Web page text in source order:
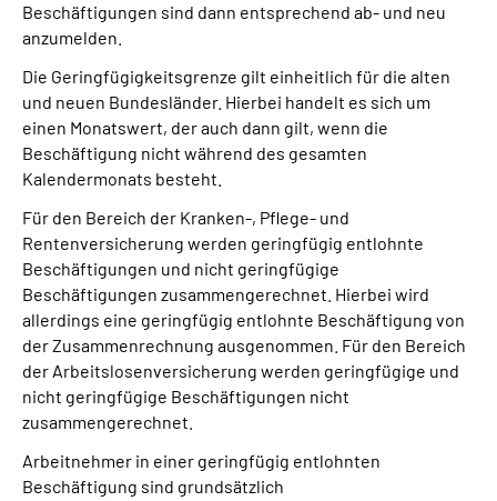
Beschäftigungen sind dann entsprechend ab- und neu
anzumelden.
Die Geringfügigkeitsgrenze gilt einheitlich für die alten
und neuen Bundesländer. Hierbei handelt es sich um
einen Monatswert, der auch dann gilt, wenn die
Beschäftigung nicht während des gesamten
Kalendermonats besteht.
Für den Bereich der Kranken-, Pflege- und
Rentenversicherung werden geringfügig entlohnte
Beschäftigungen und nicht geringfügige
Beschäftigungen zusammengerechnet. Hierbei wird
allerdings eine geringfügig entlohnte Beschäftigung von
der Zusammenrechnung ausgenommen. Für den Bereich
der Arbeitslosenversicherung werden geringfügige und
nicht geringfügige Beschäftigungen nicht
zusammengerechnet.
Arbeitnehmer in einer geringfügig entlohnten
Beschäftigung sind grundsätzlich